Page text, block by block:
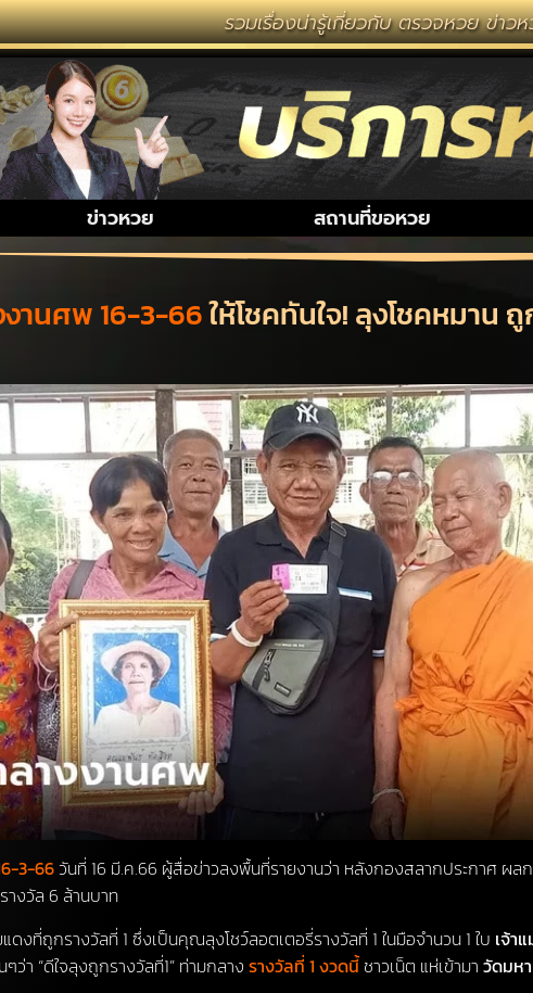
รวมเรื่องน่ารู้เกี่ยวกับ ตรวจหวย ข่าวหวยซอง หวยเ
ข่าวหวย สถานที่ขอหวย
งานศพ 16-3-66ให้โชคทันใจ! ลุงโชคหมาน
3-66 วันที่ 16 มี.ค.66 ผู้สื่อข่าวลงพื้นที่รายงานว่า หลังกองสลากประกาศ ผล
างวัล 6 ล้านบาท
ดงที่ถูกรางวัลที่ 1 ซึ่งเป็นคุณลุงโชว์ลอตเตอรี่รางวัลที่ 1 ในมือจำนวน 1 ใบ เจ้า
ๆว่า “ดีใจลุงถูกรางวัลที่1” ท่ามกลาง รางวัลที่ 1 งวดนี้ชาวเน็ต แห่เข้ามา วัดมห